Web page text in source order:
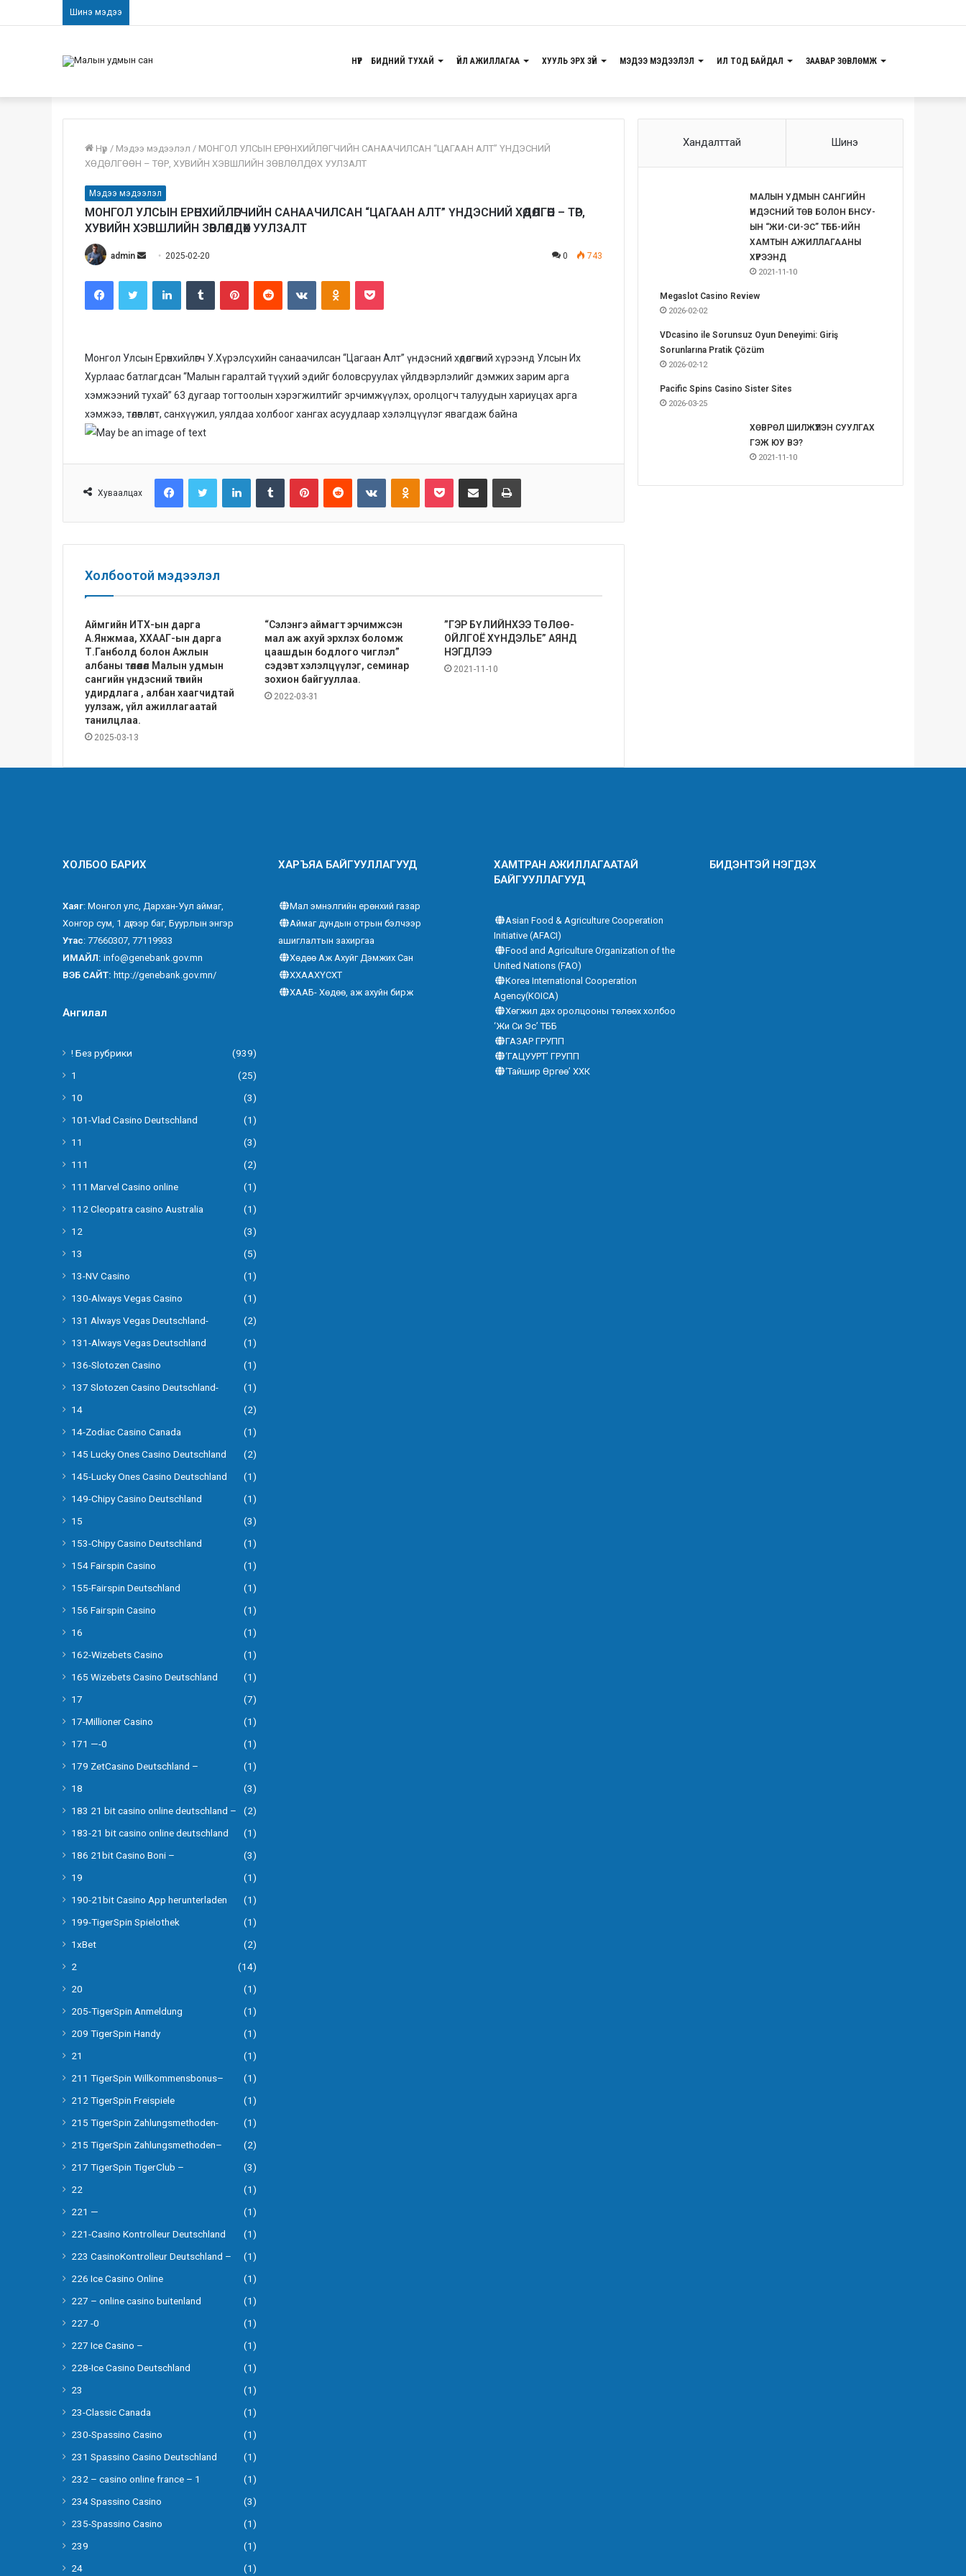
Шинэ мэдээ
НҮҮР БИДНИЙ ТУХАЙ ҮЙЛ АЖИЛЛАГАА ХУУЛЬ ЭРХ ЗҮЙ МЭДЭЭ МЭДЭЭЛЭЛ ИЛ ТОД БАЙДАЛ ЗААВАР ЗӨВЛӨМЖ
Нүүр / Мэдээ мэдээлэл / МОНГОЛ УЛСЫН ЕРӨНХИЙЛӨГЧИЙН САНААЧИЛСАН “ЦАГААН АЛТ” ҮНДЭСНИЙ
ХӨДӨЛГӨӨН – ТӨР, ХУВИЙН ХЭВШЛИЙН ЗӨВЛӨЛДӨХ УУЛЗАЛТ
Мэдээ мэдээлэл
МОНГОЛ УЛСЫН ЕРӨНХИЙЛӨГЧИЙН САНААЧИЛСАН “ЦАГААН АЛТ” ҮНДЭСНИЙ ХӨДӨЛГӨӨН – ТӨР,
ХУВИЙН ХЭВШЛИЙН ЗӨВЛӨЛДӨХ УУЛЗАЛТ
admin
d
e
m
a
i
l
2025-02-20 0 743
Монгол Улсын Ерөнхийлөгч У.Хүрэлсүхийн санаачилсан “Цагаан Алт” үндэсний хөдөлгөөний хүрээнд Улсын Их
Хурлаас батлагдсан “Малын гаралтай түүхий эдийг боловсруулах үйлдвэрлэлийг дэмжих зарим арга
хэмжээний тухай” 63 дугаар тогтоолын хэрэгжилтийг эрчимжүүлэх, оролцогч талуудын хариуцах арга
хэмжээ, төлөвлөлт, санхүүжил, уялдаа холбоог хангах асуудлаар хэлэлцүүлэг явагдаж байна
Хуваалцах
Холбоотой мэдээлэл
Аймгийн ИТХ-ын дарга
А.Янжмаа, ХХААГ-ын дарга
Т.Ганболд болон Ажлын
албаны төлөөлөл Малын удмын
сангийн үндэсний төвийн
удирдлага , албан хаагчидтай
уулзаж, үйл ажиллагаатай
танилцлаа.
2025-03-13
“Сэлэнгэ аймагт эрчимжсэн
мал аж ахуй эрхлэх боломж
цаашдын бодлого чиглэл”
сэдэвт хэлэлцүүлэг, семинар
зохион байгууллаа.
2022-03-31
”ГЭР БҮЛИЙНХЭЭ ТӨЛӨӨ-
ОЙЛГОЁ ХҮНДЭЛЬЕ” АЯНД
НЭГДЛЭЭ
2021-11-10
Хандалттай Шинэ
МАЛЫН УДМЫН САНГИЙН
ҮНДЭСНИЙ ТӨВ БОЛОН БНСУ-
ЫН “ЖИ-СИ-ЭС” ТББ-ИЙН
ХАМТЫН АЖИЛЛАГААНЫ
ХҮРЭЭНД
2021-11-10
Megaslot Casino Review
2026-02-02
VDcasino ile Sorunsuz Oyun Deneyimi: Giriş
Sorunlarına Pratik Çözüm
2026-02-12
Pacific Spins Casino Sister Sites
2026-03-25
ХӨВРӨЛ ШИЛЖҮҮЛЭН СУУЛГАХ
ГЭЖ ЮУ ВЭ?
2021-11-10
ХОЛБОО БАРИХ
Хаяг: Монгол улс, Дархан-Уул аймаг,
Хонгор сум, 1 дүгээр баг, Буурлын энгэр
Утас: 77660307, 77119933
ИМАЙЛ: info@genebank.gov.mn
ВЭБ САЙТ: http://genebank.gov.mn/
Ангилал
! Без рубрики
(939)
1
(25)
10
(3)
101-Vlad Casino Deutschland
(1)
11
(3)
111
(2)
111 Marvel Casino online
(1)
112 Cleopatra casino Australia
(1)
12
(3)
13
(5)
13-NV Casino
(1)
130-Always Vegas Casino
(1)
131 Always Vegas Deutschland-
(2)
131-Always Vegas Deutschland
(1)
136-Slotozen Casino
(1)
137 Slotozen Casino Deutschland-
(1)
14
(2)
14-Zodiac Casino Canada
(1)
145 Lucky Ones Casino Deutschland
(2)
145-Lucky Ones Casino Deutschland
(1)
149-Chipy Casino Deutschland
(1)
15
(3)
153-Chipy Casino Deutschland
(1)
154 Fairspin Casino
(1)
155-Fairspin Deutschland
(1)
156 Fairspin Casino
(1)
16
(1)
162-Wizebets Casino
(1)
165 Wizebets Casino Deutschland
(1)
17
(7)
17-Millioner Casino
(1)
171 —-0
(1)
179 ZetCasino Deutschland –
(1)
18
(3)
183 21 bit casino online deutschland –
(2)
183-21 bit casino online deutschland
(1)
186 21bit Casino Boni –
(3)
19
(1)
190-21bit Casino App herunterladen
(1)
199-TigerSpin Spielothek
(1)
1xBet
(2)
2
(14)
20
(1)
205-TigerSpin Anmeldung
(1)
209 TigerSpin Handy
(1)
21
(1)
211 TigerSpin Willkommensbonus–
(1)
212 TigerSpin Freispiele
(1)
215 TigerSpin Zahlungsmethoden-
(1)
215 TigerSpin Zahlungsmethoden–
(2)
217 TigerSpin TigerClub –
(3)
22
(1)
221 —
(1)
221-Casino Kontrolleur Deutschland
(1)
223 CasinoKontrolleur Deutschland –
(1)
226 Ice Casino Online
(1)
227 – online casino buitenland
(1)
227 -0
(1)
227 Ice Casino –
(1)
228-Ice Casino Deutschland
(1)
23
(1)
23-Classic Canada
(1)
230-Spassino Casino
(1)
231 Spassino Casino Deutschland
(1)
232 – casino online france – 1
(1)
234 Spassino Casino
(3)
235-Spassino Casino
(1)
239
(1)
24
(1)
ХАРЪЯА БАЙГУУЛЛАГУУД
Мал эмнэлгийн ерөнхий газар
Аймаг дундын отрын бэлчээр
ашиглалтын захиргаа
Хөдөө Аж Ахуйг Дэмжих Сан
ХХААХҮСХТ
ХААБ- Хөдөө, аж ахуйн бирж
ХАМТРАН АЖИЛЛАГААТАЙ
БАЙГУУЛЛАГУУД
Asian Food & Agriculture Cooperation
Initiative (AFACI)
Food and Agriculture Organization of the
United Nations (FAO)
Korea International Cooperation
Agency(KOICA)
Хөгжил дэх оролцооны төлөөх холбоо
‘Жи Си Эс’ ТББ
ГАЗАР ГРУПП
‘ГАЦУУРТ’ ГРУПП
‘Тайшир Өргөө’ ХХК
БИДЭНТЭЙ НЭГДЭХ